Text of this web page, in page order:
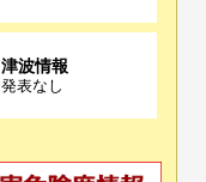
津波情報
発表なし